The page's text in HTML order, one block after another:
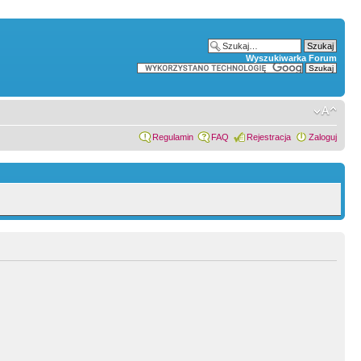
Wyszukiwarka Forum
Regulamin FAQ Rejestracja Zaloguj